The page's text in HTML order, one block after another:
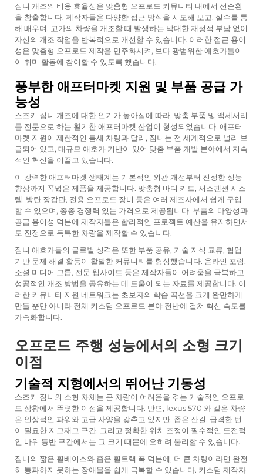
짐니 개조의 비용 효율성은 맞춤형 오프로드 커뮤니티 내에서 선순환
을 창출합니다. 제작자들은 다양한 접근 방식을 시도해 보고, 실수를 통
해 배우며, 고가의 차량을 개조할 때 발생하는 막대한 재정적 부담 없이
자신의 개조 작업을 반복적으로 개선할 수 있습니다. 이러한 접근 용이
성은 맞춤형 오프로드 제작을 민주화시켜, 보다 광범위한 애호가들이
이 취미 활동에 참여할 수 있도록 했습니다.
풍부한 애프터마켓 지원 및 부품 공급 가
능성
스즈키 짐니 개조에 대한 인기가 높아짐에 따라, 맞춤 부품 및 액세서리
를 전문으로 하는 활기찬 애프터마켓 산업이 형성되었습니다. 애프터
마켓 지원이 제한적인 틈새 차량과 달리, 짐니는 전 세계적으로 널리 보
급되어 있고, 대규모 애호가 기반이 있어 맞춤 부품 개발 분야에서 지속
적인 혁신을 이끌고 있습니다.
이 강력한 애프터마켓 생태계는 기본적인 외관 개선부터 진정한 성능
향상까지 폭넓은 제품을 제공합니다. 맞춤형 바디 키트, 서스펜션 시스
템, 방탄 장갑판, 전용 오프로드 장비 등은 여러 제조사에서 쉽게 구입
할 수 있으며, 종종 경쟁력 있는 가격으로 제공됩니다. 부품의 다양성과
공급 용이성 덕분에 제작자들은 합리적인 프로젝트 예산을 유지하면서
도 진정으로 독특한 차량을 제작할 수 있습니다.
짐니 애호가들의 글로벌 성격은 또한 부품 공유, 기술 지식 교류, 협업
기반 문제 해결 활동이 활발한 커뮤니티를 형성했습니다. 온라인 포럼,
소셜 미디어 그룹, 전문 웹사이트 등은 제작자들이 어려움을 극복하고
성공적인 개조 방법을 공유하는 데 도움이 되는 자료를 제공합니다. 이
러한 커뮤니티 지원 네트워크는 초보자의 학습 곡선을 크게 완만하게
만들 뿐만 아니라 전체 커스텀 오프로드 분야 전반에 걸쳐 혁신 속도를
가속화합니다.
오프로드 주행 성능에서의 소형 크기
이점
기술적 지형에서의 뛰어난 기동성
스즈키 짐니의 소형 차체는 큰 차량이 어려움을 겪는 기술적인 오프로
드 상황에서 뚜렷한 이점을 제공합니다. 반면, lexus 570 와 같은 차량
은 인상적인 파워와 고급 사양을 갖추고 있지만, 좁은 산길, 급격한 턴
이 필요한 지그재그 구간, 그리고 정확한 위치 조정이 필수적인 도전적
인 바위 등반 구간에서는 그 크기 때문에 오히려 불리할 수 있습니다.
짐니의 짧은 휠베이스와 좁은 휠트랙 폭 덕분에, 더 큰 차량이라면 완전
히 통과하지 못하는 장애물을 쉽게 극복할 수 있습니다. 커스텀 제작자